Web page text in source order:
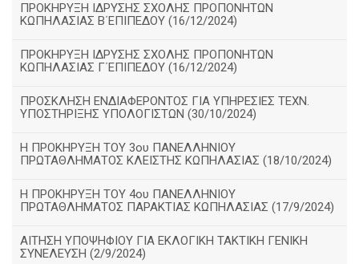
ΠΡΟΚΗΡΥΞΗ ΙΔΡΥΣΗΣ ΣΧΟΛΗΣ ΠΡΟΠΟΝΗΤΩΝ
ΚΩΠΗΛΑΣΙΑΣ Β΄ΕΠΙΠΕΔΟΥ (16/12/2024)
ΠΡΟΚΗΡΥΞΗ ΙΔΡΥΣΗΣ ΣΧΟΛΗΣ ΠΡΟΠΟΝΗΤΩΝ
ΚΩΠΗΛΑΣΙΑΣ Γ΄ΕΠΙΠΕΔΟΥ (16/12/2024)
ΠΡΟΣΚΛΗΣΗ ΕΝΔΙΑΦΕΡΟΝΤΟΣ ΓΙΑ ΥΠΗΡΕΣΙΕΣ ΤΕΧΝ.
ΥΠΟΣΤΗΡΙΞΗΣ ΥΠΟΛΟΓΙΣΤΩΝ (30/10/2024)
Η ΠΡΟΚΗΡΥΞΗ ΤΟΥ 3ου ΠΑΝΕΛΛΗΝΙΟΥ
ΠΡΩΤΑΘΛΗΜΑΤΟΣ ΚΛΕΙΣΤΗΣ ΚΩΠΗΛΑΣΙΑΣ (18/10/2024)
Η ΠΡΟΚΗΡΥΞΗ ΤΟΥ 4ου ΠΑΝΕΛΛΗΝΙΟΥ
ΠΡΩΤΑΘΛΗΜΑΤΟΣ ΠΑΡΑΚΤΙΑΣ ΚΩΠΗΛΑΣΙΑΣ (17/9/2024)
ΑΙΤΗΣΗ ΥΠΟΨΗΦΙΟΥ ΓΙΑ ΕΚΛΟΓΙΚΗ ΤΑΚΤΙΚΗ ΓΕΝΙΚΗ
ΣΥΝΕΛΕΥΣΗ (2/9/2024)